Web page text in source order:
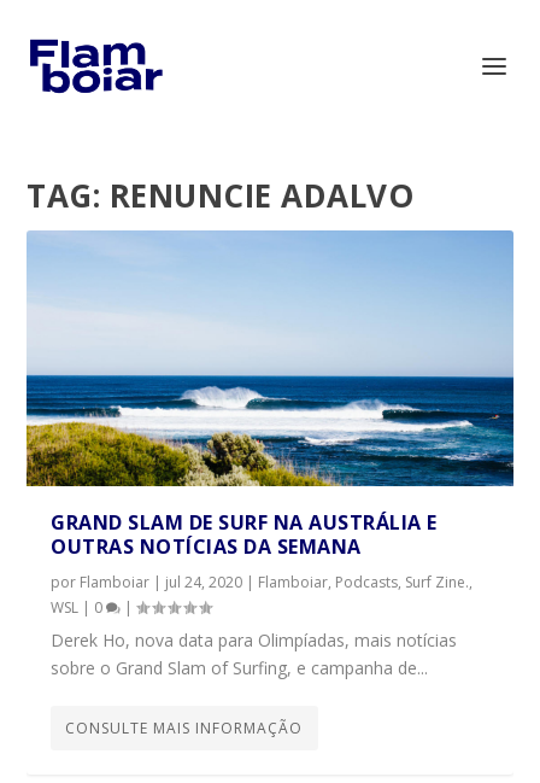
TAG: RENUNCIE ADALVO
GRAND SLAM DE SURF NA AUSTRÁLIA E
OUTRAS NOTÍCIAS DA SEMANA
por Flamboiar | jul 24, 2020 | Flamboiar, Podcasts, Surf Zine.,
WSL | 0 |
Derek Ho, nova data para Olimpíadas, mais notícias
sobre o Grand Slam of Surfing, e campanha de...
CONSULTE MAIS INFORMAÇÃO